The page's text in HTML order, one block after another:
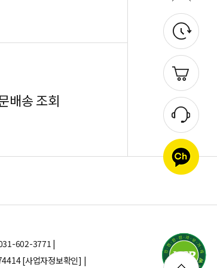
배송 조회
602-3771 |
[사업자정보확인] |